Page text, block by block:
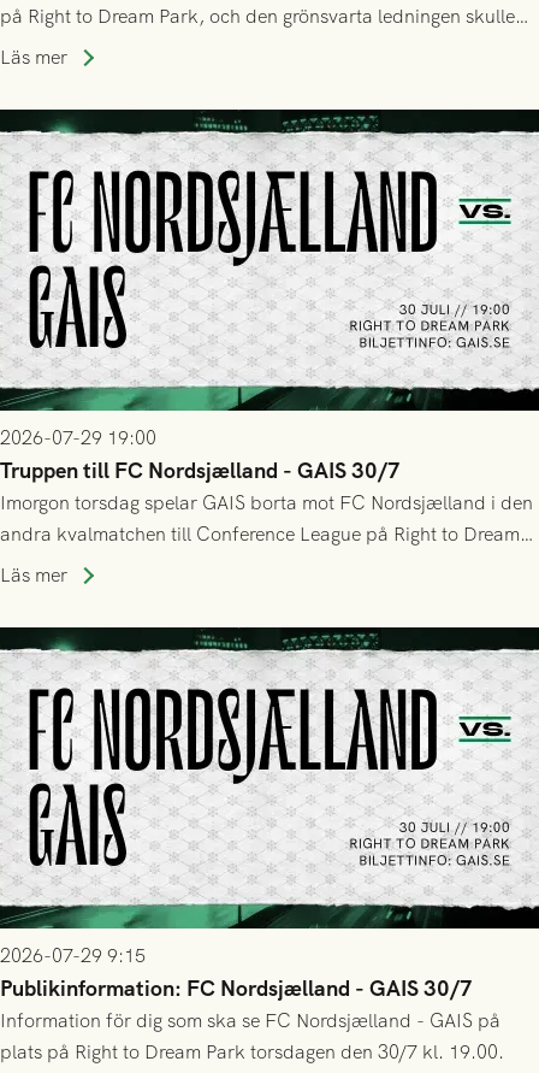
på Right to Dream Park, och den grönsvarta ledningen skulle
upphöra efter mindre än kvarten spelad. På lika mark visade
tennissiffror och det grönsvarta europaäventyret tog slut.
Läs mer
2026-07-29 19:00
Truppen till FC Nordsjælland - GAIS 30/7
Imorgon torsdag spelar GAIS borta mot FC Nordsjælland i den
andra kvalmatchen till Conference League på Right to Dream
Park! Fredrik Holmberg och ledarstaben har tagit ut följande
Läs mer
2026-07-29 9:15
Publikinformation: FC Nordsjælland - GAIS 30/7
Information för dig som ska se FC Nordsjælland - GAIS på
plats på Right to Dream Park torsdagen den 30/7 kl. 19.00.